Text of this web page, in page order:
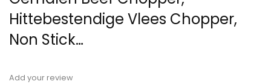
Hittebestendige Vlees Chopper,
Non Stick…
Add your review